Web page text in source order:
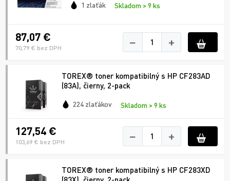
1 zlaťák Skladom > 9 ks
87,07 €
70,79 € bez DPH − +
TOREX® toner kompatibilný s HP CF283AD
(83A), čierny, 2-pack
224 zlaťákov Skladom > 9 ks
127,54 €
103,69 € bez DPH − +
TOREX® toner kompatibilný s HP CF283XD